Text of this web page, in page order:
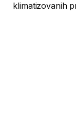
klimatizovanih